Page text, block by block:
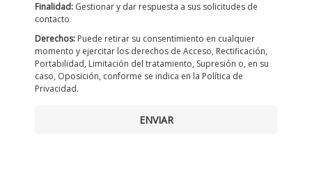
Finalidad: Gestionar y dar respuesta a sus solicitudes de
contacto
Derechos: Puede retirar su consentimiento en cualquier
momento y ejercitar los derechos de Acceso, Rectificación,
Portabilidad, Limitación del tratamiento, Supresión o, en su
caso, Oposición, conforme se indica en la Política de
Privacidad.
ENVIAR